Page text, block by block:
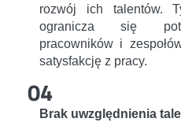
rozwój ich talentów.
ogranicza się
pracowników i
satysfakcję z pracy.
04
Brak uwzględnienia